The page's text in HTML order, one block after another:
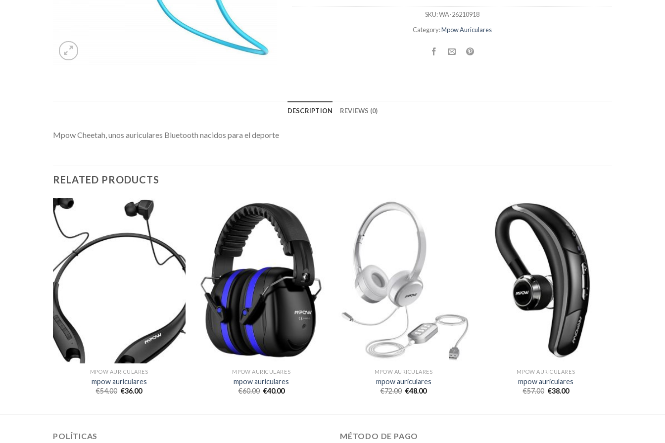
SKU:WA-26210918
Category:Mpow Auriculares
DESCRIPTION REVIEWS (0)
Mpow Cheetah, unos auriculares Bluetooth nacidos para el deporte
RELATED PRODUCTS
MPOW AURICULARES
mpow auriculares
€54.00 €36.00
MPOW AURICULARES
mpow auriculares
€60.00 €40.00
MPOW AURICULARES
mpow auriculares
€72.00 €48.00
MPOW AURICULARES
mpow auriculares
€57.00 €38.00
POLÍTICAS MÉTODO DE PAGO